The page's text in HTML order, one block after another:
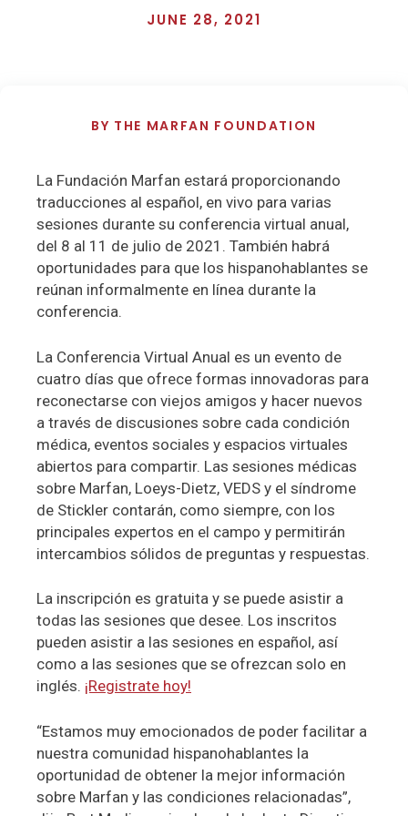
JUNE 28, 2021
BY THE MARFAN FOUNDATION
La Fundación Marfan estará proporcionando
traducciones al español, en vivo para varias
sesiones durante su conferencia virtual anual,
del 8 al 11 de julio de 2021. También habrá
oportunidades para que los hispanohablantes se
reúnan informalmente en línea durante la
conferencia.
La Conferencia Virtual Anual es un evento de
cuatro días que ofrece formas innovadoras para
reconectarse con viejos amigos y hacer nuevos
a través de discusiones sobre cada condición
médica, eventos sociales y espacios virtuales
abiertos para compartir. Las sesiones médicas
sobre Marfan, Loeys-Dietz, VEDS y el síndrome
de Stickler contarán, como siempre, con los
principales expertos en el campo y permitirán
intercambios sólidos de preguntas y respuestas.
La inscripción es gratuita y se puede asistir a
todas las sesiones que desee. Los inscritos
pueden asistir a las sesiones en español, así
como a las sesiones que se ofrezcan solo en
inglés. ¡Registrate hoy!
“Estamos muy emocionados de poder facilitar a
nuestra comunidad hispanohablantes la
oportunidad de obtener la mejor información
sobre Marfan y las condiciones relacionadas”,